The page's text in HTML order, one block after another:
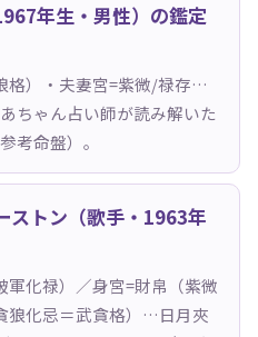
年生・男性）の鑑定
格）・夫妻宮=紫微/禄存…
ちゃん占い師が読み解いた
考命盤）。
ストン（歌手・1963年
軍化禄）／身宮=財帛（紫微
狼化忌＝武貪格）…日月夾